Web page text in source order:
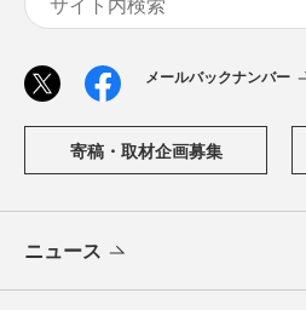
メールバックナンバー
寄稿・取材企画募集
ニュース